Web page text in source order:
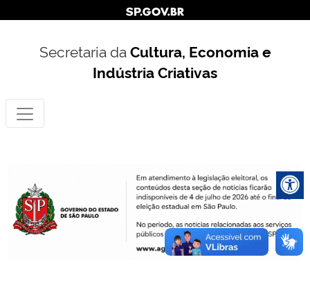
Secretaria daCultura, Economia e
Indústria Criativas